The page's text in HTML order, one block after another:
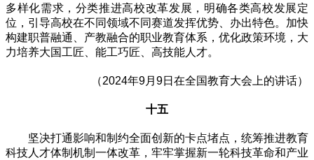
多样化需求，分类推进高校改革发展，明确各类高校发展定
位，引导高校在不同领域不同赛道发挥优势、办出特色。加快
构建职普融通、产教融合的职业教育体系，优化政策环境，大
力培养大国工匠、能工巧匠、高技能人才。
（2024年9月9日在全国教育大会上的讲话）
十五
坚决打通影响和制约全面创新的卡点堵点，统筹推进教育
科技人才体制机制一体改革，牢牢掌握新一轮科技革命和产业